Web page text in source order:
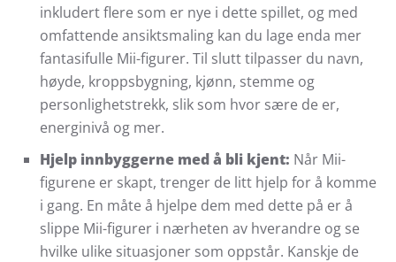
inkludert flere som er nye i dette spillet, og med
omfattende ansiktsmaling kan du lage enda mer
fantasifulle Mii-figurer. Til slutt tilpasser du navn,
høyde, kroppsbygning, kjønn, stemme og
personlighetstrekk, slik som hvor sære de er,
energinivå og mer.
Hjelp innbyggerne med å bli kjent: Når Mii-
figurene er skapt, trenger de litt hjelp for å komme
i gang. En måte å hjelpe dem med dette på er å
slippe Mii-figurer i nærheten av hverandre og se
hvilke ulike situasjoner som oppstår. Kanskje de